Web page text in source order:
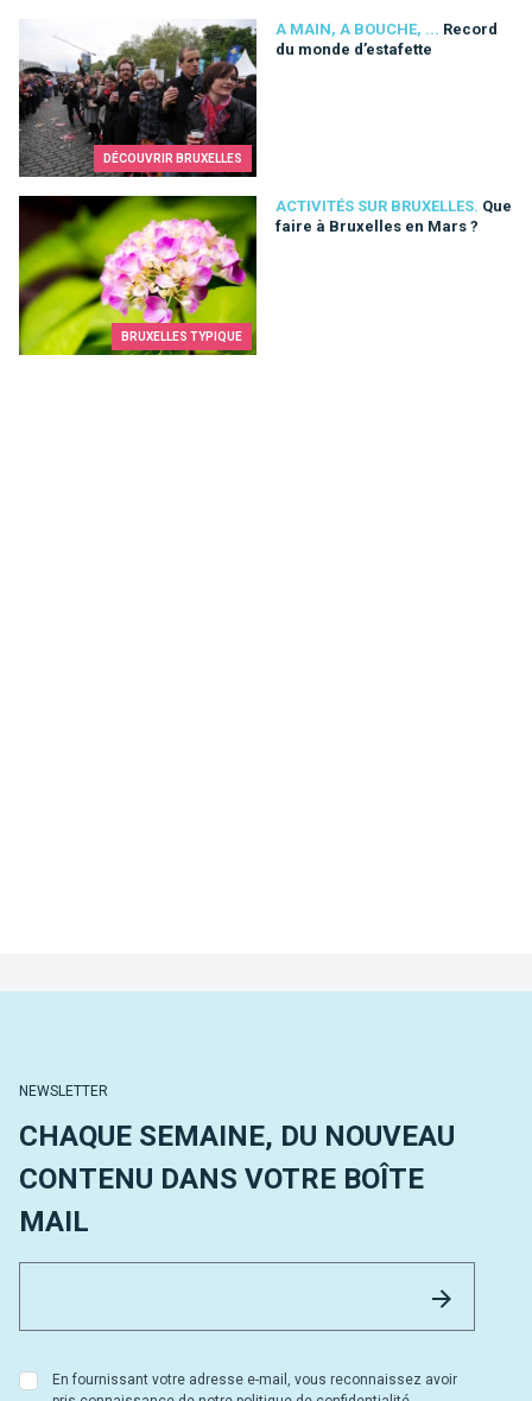
DÉCOUVRIR BRUXELLES
A MAIN, A BOUCHE, ... Record
du monde d’estafette
Record du monde d’estafette
BRUXELLES TYPIQUE
ACTIVITÉS SUR BRUXELLES. Que
faire à Bruxelles en Mars ?
Que faire à Bruxelles en Mars ?
NEWSLETTER
CHAQUE SEMAINE, DU NOUVEAU
CONTENU DANS VOTRE BOÎTE
MAIL
En fournissant votre adresse e-mail, vous reconnaissez avoir